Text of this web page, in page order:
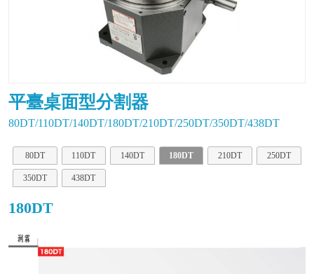
平臺桌面型分割器
80DT/110DT/140DT/180DT/210DT/250DT/350DT/438DT
80DT 110DT 140DT 180DT 210DT 250DT
350DT 438DT
180DT